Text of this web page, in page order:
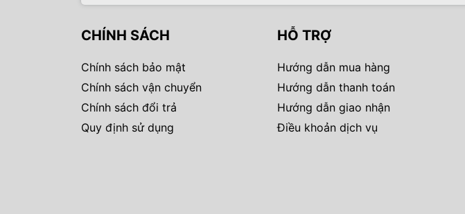
CHÍNH SÁCH
Chính sách bảo mật
Chính sách vận chuyển
Chính sách đổi trả
Quy định sử dụng
HỖ TRỢ
Hướng dẫn mua hàng
Hướng dẫn thanh toán
Hướng dẫn giao nhận
Điều khoản dịch vụ